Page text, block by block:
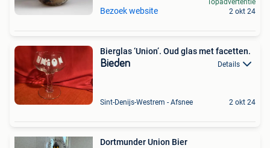
Bezoek website
Topadvertentie
2 okt 24
Bierglas ‘Union’. Oud glas met facetten.
Bieden Details
Sint-Denijs-Westrem - Afsnee 2 okt 24
Dortmunder Union Bier